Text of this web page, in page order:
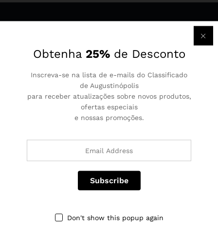
Assine para receber informações sobre produtos e cupons
Fale Conosco
Ligue para nós 24 horas por dia, 7 dias por semana
Augustinópolis Tocantins
Obtenha 25% de Desconto
Inscreva-se na lista de e-mails do Classificado
de Augustinópolis
para receber atualizações sobre novos produtos,
ofertas especiais
e nossas promoções.
Don't show this popup again